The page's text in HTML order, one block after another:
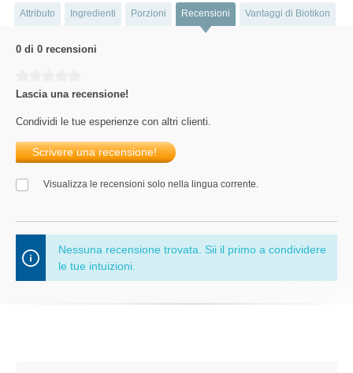
Attributo Ingredienti Porzioni Recensioni Vantaggi di Biotikon
0 di 0 recensioni
Lascia una recensione!
Condividi le tue esperienze con altri clienti.
Scrivere una recensione!
Visualizza le recensioni solo nella lingua corrente.
Nessuna recensione trovata. Sii il primo a condividere
le tue intuizioni.